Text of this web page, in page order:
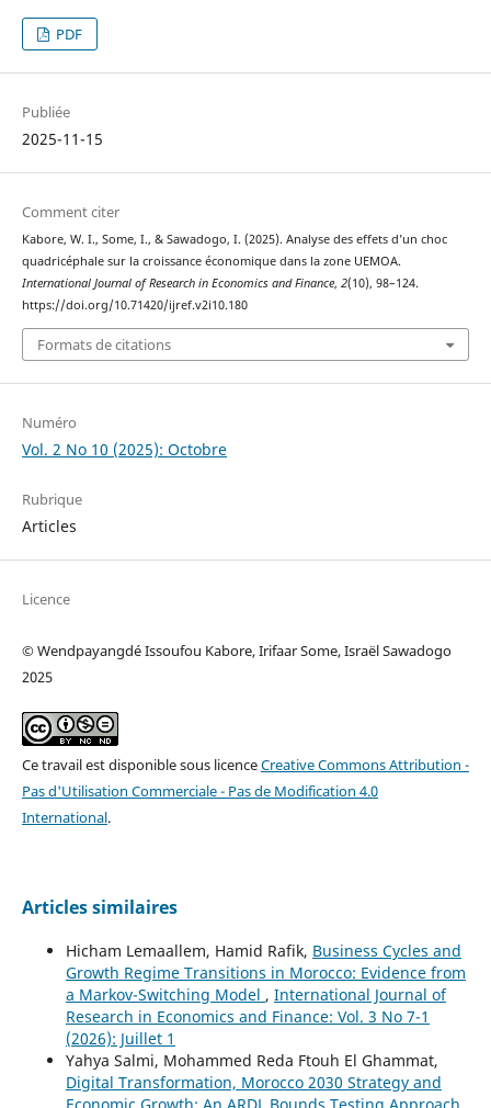
PDF
Publiée
2025-11-15
Comment citer
Kabore, W. I., Some, I., & Sawadogo, I. (2025). Analyse des effets d’un choc
quadricéphale sur la croissance économique dans la zone UEMOA.
International Journal of Research in Economics and Finance, 2(10), 98–124.
https://doi.org/10.71420/ijref.v2i10.180
Formats de citations
Numéro
Vol. 2 No 10 (2025): Octobre
Rubrique
Articles
Licence
© Wendpayangdé Issoufou Kabore, Irifaar Some, Israël Sawadogo
2025
Ce travail est disponible sous licenceCreative Commons Attribution -
Pas d'Utilisation Commerciale - Pas de Modification 4.0
International.
Articles similaires
Hicham Lemaallem, Hamid Rafik, Business Cycles and
Growth Regime Transitions in Morocco: Evidence from
a Markov-Switching Model , International Journal of
Research in Economics and Finance: Vol. 3 No 7-1
(2026): Juillet 1
Yahya Salmi, Mohammed Reda Ftouh El Ghammat,
Digital Transformation, Morocco 2030 Strategy and